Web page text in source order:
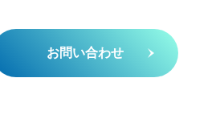
お問い合わせ